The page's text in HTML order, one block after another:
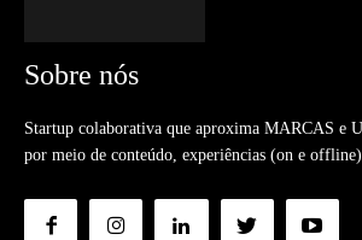
Sobre nós
Startup colaborativa que aproxima MARCAS e
por meio de conteúdo, experiências (on e offline)